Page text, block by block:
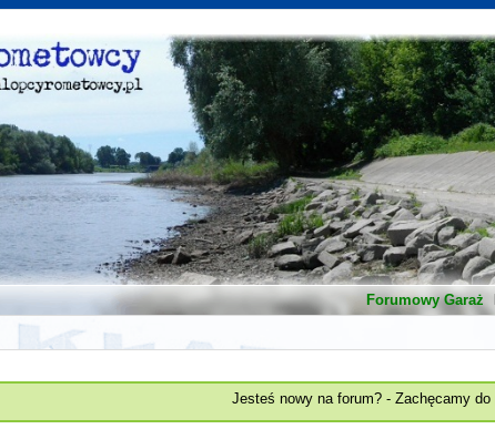
Forumowy Garaż
Jesteś nowy na forum? - Zachęcamy